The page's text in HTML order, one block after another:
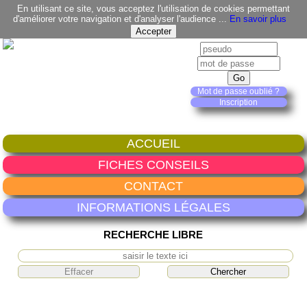
En utilisant ce site, vous acceptez l'utilisation de cookies permettant
d'améliorer votre navigation et d'analyser l'audience ... En savoir plus
Mot de passe oublié ?
Inscription
ACCUEIL
FICHES CONSEILS
CONTACT
INFORMATIONS LÉGALES
RECHERCHE LIBRE